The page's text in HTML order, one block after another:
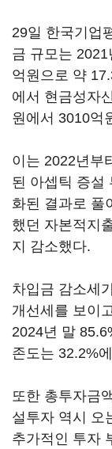
29일 한국기업
금 규모는
억원으로 약
에서 현금성자
원에서 3010억
이는 2022년부
된 아셉틱 증설
화된 결과로 풀
했던 자본적지
지 감소했다.
차입금 감소세
개선세를 보이
2024년 말
존도는 32.2%
또한 총투자금
설투자 역시 오
추가적인 투자